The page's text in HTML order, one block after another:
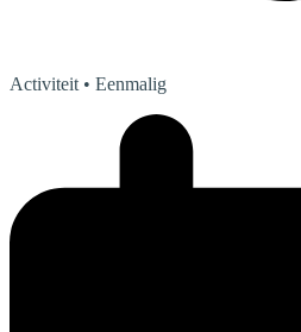
Activiteit • Eenmalig